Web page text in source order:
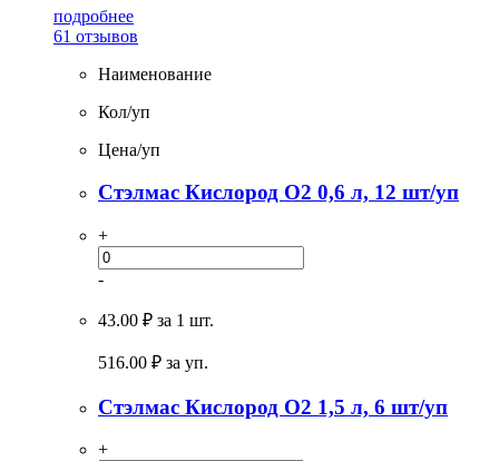
подробнее
61 отзывов
Наименование
Кол/уп
Цена/уп
Стэлмас Кислород О2 0,6 л, 12 шт/уп
+
-
43.00 ₽ за 1 шт.
516.00 ₽ за уп.
Стэлмас Кислород O2 1,5 л, 6 шт/уп
+